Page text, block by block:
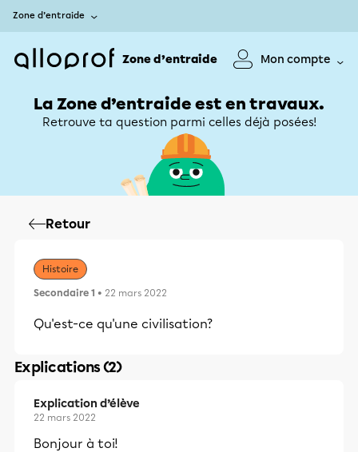
Zone d’entraide
Zone d’entraide Mon compte
La Zone d’entraide est en travaux.
Retrouve ta question parmi celles déjà posées!
Retour
Histoire
Secondaire 1 • 22 mars 2022
Qu'est-ce qu'une civilisation?
Explications (2)
Explication d’élève
22 mars 2022
Bonjour à toi!